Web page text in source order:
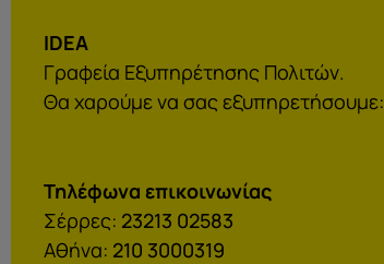
IDEA
Γραφεία Εξυπηρέτησης Πολιτών.
Θα χαρούμε να σας εξυπηρετήσουμε:
Τηλέφωνα επικοινωνίας
Σέρρες: 23213 02583
Αθήνα: 210 3000319